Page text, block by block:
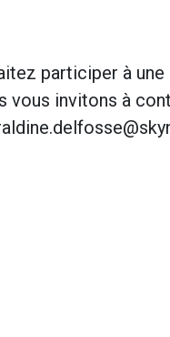
participer à
vous invitons à